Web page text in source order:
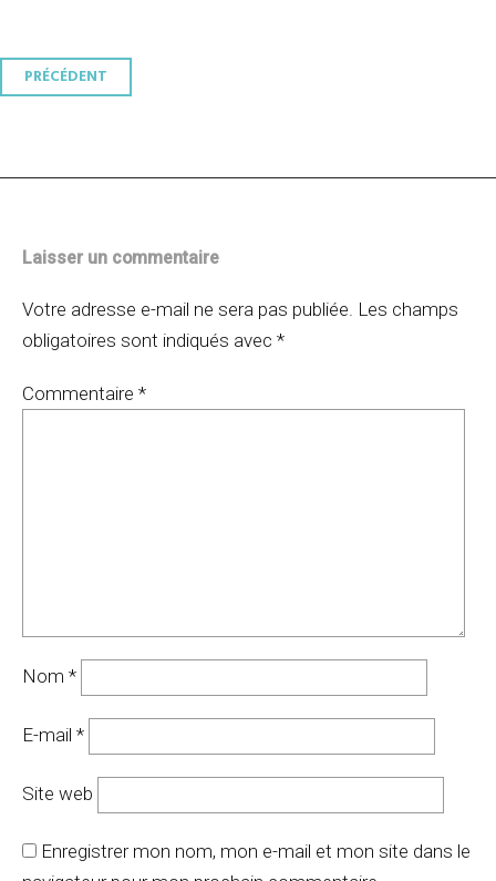
Navigation
PRÉCÉDENT
Laisser un commentaire
Votre adresse e-mail ne sera pas publiée. Les champs
obligatoires sont indiqués avec *
Commentaire *
Nom *
E-mail *
Site web
Enregistrer mon nom, mon e-mail et mon site dans le